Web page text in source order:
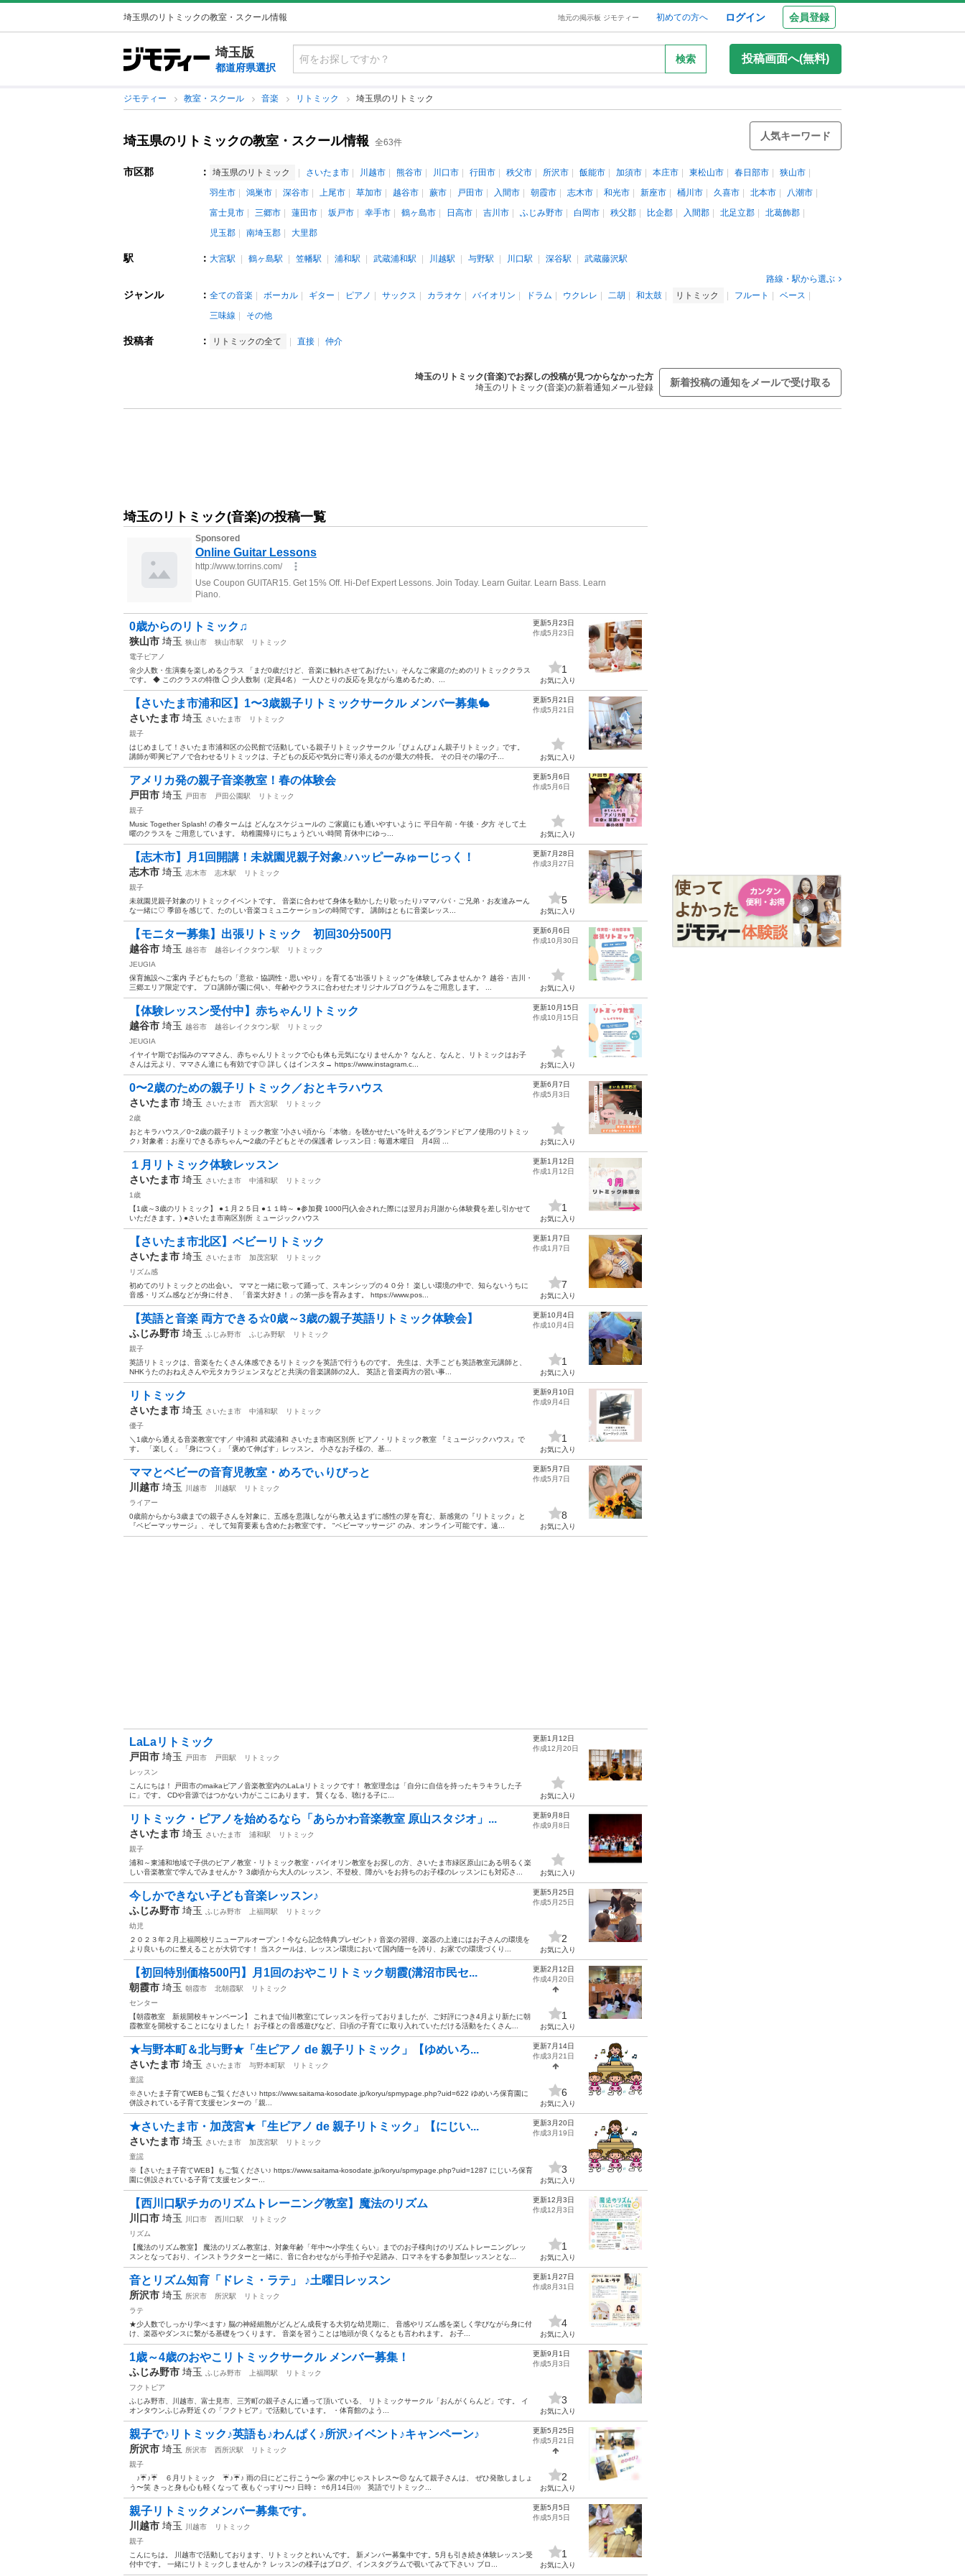
埼玉県のリトミックの教室・スクール情報 地元の掲示板 ジモティー 初めての方へ ログイン 会員登録
埼玉版
都道府県選択
検索 投稿画面へ(無料)
ジモティー 教室・スクール 音楽 リトミック 埼玉県のリトミック
埼玉県のリトミックの教室・スクール情報 全63件
人気キーワード
市区郡 ： 埼玉県のリトミック さいたま市 川越市 熊谷市 川口市 行田市 秩父市 所沢市 飯能市 加須市 本庄市 東松山市 春日部市
狭山市
羽生市
鴻巣市 深谷市 上尾市 草加市 越谷市 蕨市 戸田市 入間市 朝霞市 志木市 和光市 新座市 桶川市 久喜市 北本市
八潮市
富士見市
三郷市 蓮田市 坂戸市 幸手市 鶴ヶ島市 日高市 吉川市 ふじみ野市 白岡市 秩父郡 比企郡 入間郡 北足立郡
北葛飾郡
児玉郡
南埼玉郡 大里郡
駅 ： 大宮駅 鶴ヶ島駅 笠幡駅 浦和駅 武蔵浦和駅 川越駅 与野駅 川口駅 深谷駅
武蔵藤沢駅
路線・駅から選ぶ
ジャンル ： 全ての音楽 ボーカル ギター ピアノ サックス カラオケ バイオリン ドラム ウクレレ 二胡 和太鼓 リトミック フルート
ベース
三味線
その他
投稿者 ： リトミックの全て 直接 仲介
埼玉のリトミック(音楽)でお探しの投稿が見つからなかった方
埼玉のリトミック(音楽)の新着通知メール登録
新着投稿の通知をメールで受け取る
埼玉のリトミック(音楽)の投稿一覧
0歳からのリトミック♫
狭山市 埼玉 狭山市 狭山市駅
リトミック
電子ピアノ
🌼少人数・生演奏を楽しめるクラス 「まだ0歳だけど、音楽に触れさせてあげたい」そんなご家庭のためのリトミッククラス
です。 ◆ このクラスの特徴 ◯ 少人数制（定員4名） 一人ひとりの反応を見ながら進めるため、...
更新5月23日
作成5月23日
1
お気に入り
【さいたま市浦和区】1〜3歳親子リトミックサークル メンバー募集🐇
さいたま市 埼玉 さいたま市
リトミック
親子
はじめまして！さいたま市浦和区の公民館で活動している親子リトミックサークル「ぴょんぴょん親子リトミック」です。
講師が即興ピアノで合わせるリトミックは、子どもの反応や気分に寄り添えるのが最大の特長。 その日その場の子...
更新5月21日
作成5月21日
お気に入り
アメリカ発の親子音楽教室！春の体験会
戸田市 埼玉 戸田市 戸田公園駅
リトミック
親子
Music Together Splash! の春タームは どんなスケジュールの ご家庭にも通いやすいように 平日午前・午後・夕方 そして土
曜のクラスを ご用意しています。 幼稚園帰りにちょうどいい時間 育休中にゆっ...
更新5月6日
作成5月6日
お気に入り
【志木市】月1回開講！未就園児親子対象♪ハッピーみゅーじっく！
志木市 埼玉 志木市 志木駅
リトミック
親子
未就園児親子対象のリトミックイベントです。 音楽に合わせて身体を動かしたり歌ったり♪ママパパ・ご兄弟・お友達みーん
な一緒に♡ 季節を感じて、たのしい音楽コミュニケーションの時間です。 講師はともに音楽レッス...
更新7月28日
作成3月27日
5
お気に入り
【モニター募集】出張リトミック 初回30分500円
越谷市 埼玉 越谷市 越谷レイクタウン駅
リトミック
JEUGIA
保育施設へご案内 子どもたちの「意欲・協調性・思いやり」を育てる“出張リトミック”を体験してみませんか？ 越谷・吉川・
三郷エリア限定です。 プロ講師が園に伺い、年齢やクラスに合わせたオリジナルプログラムをご用意します。 ...
更新6月6日
作成10月30日
お気に入り
【体験レッスン受付中】赤ちゃんリトミック
越谷市 埼玉 越谷市 越谷レイクタウン駅
リトミック
JEUGIA
イヤイヤ期でお悩みのママさん、赤ちゃんリトミックで心も体も元気になりませんか？ なんと、なんと、リトミックはお子
さんは元より、ママさん達にも有効です◎ 詳しくはインスタ→ https://www.instagram.c...
更新10月15日
作成10月15日
お気に入り
0〜2歳のための親子リトミック／おとキラハウス
さいたま市 埼玉 さいたま市 西大宮駅
リトミック
2歳
おとキラハウス／0~2歳の親子リトミック教室 ”小さい頃から「本物」を聴かせたい”を叶えるグランドピアノ使用のリトミッ
ク♪ 対象者：お座りできる赤ちゃん〜2歳の子どもとその保護者 レッスン日：毎週木曜日 月4回 ...
更新6月7日
作成5月3日
お気に入り
１月リトミック体験レッスン
さいたま市 埼玉 さいたま市 中浦和駅
リトミック
1歳
【1歳～3歳のリトミック】 ●１月２５日 ●１１時～ ●参加費 1000円(入会された際には翌月お月謝から体験費を差し引かせて
いただきます。) ●さいたま市南区別所 ミュージックハウス
更新1月12日
作成1月12日
1
お気に入り
【さいたま市北区】ベビーリトミック
さいたま市 埼玉 さいたま市 加茂宮駅
リトミック
リズム感
初めてのリトミックとの出会い。 ママと一緒に歌って踊って、スキンシップの４０分！ 楽しい環境の中で、知らないうちに
音感・リズム感などが身に付き、 「音楽大好き！」の第一歩を育みます。 https://www.pos...
更新1月7日
作成1月7日
7
お気に入り
【英語と音楽 両方できる☆0歳～3歳の親子英語リトミック体験会】
ふじみ野市 埼玉 ふじみ野市 ふじみ野駅
リトミック
親子
英語リトミックは、音楽をたくさん体感できるリトミックを英語で行うものです。 先生は、大手こども英語教室元講師と、
NHKうたのおねえさんや元タカラジェンヌなどと共演の音楽講師の2人。 英語と音楽両方の習い事...
更新10月4日
作成10月4日
1
お気に入り
リトミック
さいたま市 埼玉 さいたま市 中浦和駅
リトミック
優子
＼1歳から通える音楽教室です／ 中浦和 武蔵浦和 さいたま市南区別所 ピアノ・リトミック教室 『ミュージックハウス』で
す。 「楽しく」「身につく」「褒めて伸ばす」レッスン。 小さなお子様の、基...
更新9月10日
作成9月4日
1
お気に入り
ママとベビーの音育児教室・めろでぃりびっと
川越市 埼玉 川越市 川越駅
リトミック
ライアー
0歳前からから3歳までの親子さんを対象に、五感を意識しながら教え込まずに感性の芽を育む、新感覚の『リトミック』と
『ベビーマッサージ』、そして知育要素も含めたお教室です。 "ベビーマッサージ" のみ、オンライン可能です。遠...
更新5月7日
作成5月7日
8
お気に入り
LaLaリトミック
戸田市 埼玉 戸田市 戸田駅
リトミック
レッスン
こんにちは！ 戸田市のmaikaピアノ音楽教室内のLaLaリトミックです！ 教室理念は「自分に自信を持ったキラキラした子
に」です。 CDや音源ではつかない力がここにあります。 賢くなる、聴ける子に...
更新1月12日
作成12月20日
お気に入り
リトミック・ピアノを始めるなら「あらかわ音楽教室 原山スタジオ」...
さいたま市 埼玉 さいたま市 浦和駅
リトミック
親子
浦和～東浦和地域で子供のピアノ教室・リトミック教室・バイオリン教室をお探しの方、さいたま市緑区原山にある明るく楽
しい音楽教室で学んでみませんか？ 3歳頃から大人のレッスン、不登校、障がいをお持ちのお子様のレッスンにも対応さ...
更新9月8日
作成9月8日
お気に入り
今しかできない子ども音楽レッスン♪
ふじみ野市 埼玉 ふじみ野市 上福岡駅
リトミック
幼児
２０２３年２月上福岡校リニューアルオープン！今なら記念特典プレゼント♪ 音楽の習得、楽器の上達にはお子さんの環境を
より良いものに整えることが大切です！ 当スクールは、レッスン環境において国内随一を誇り、お家での環境づくり...
更新5月25日
作成5月25日
2
お気に入り
【初回特別価格500円】月1回のおやこリトミック朝霞(溝沼市民セ...
朝霞市 埼玉 朝霞市 北朝霞駅
リトミック
センター
【朝霞教室 新規開校キャンペーン】 これまで仙川教室にてレッスンを行っておりましたが、ご好評につき4月より新たに朝
霞教室を開校することになりました！ お子様との音感遊びなど、日頃の子育てに取り入れていただける活動をたくさん...
更新2月12日
作成4月20日
1
お気に入り
★与野本町＆北与野★「生ピアノ de 親子リトミック」【ゆめいろ...
さいたま市 埼玉 さいたま市 与野本町駅
リトミック
童謡
※さいたま子育てWEBもご覧ください♪ https://www.saitama-kosodate.jp/koryu/spmypage.php?uid=622 ゆめいろ保育園に
併設されている子育て支援センターの「親...
更新7月14日
作成3月21日
6
お気に入り
★さいたま市・加茂宮★「生ピアノ de 親子リトミック」【にじい...
さいたま市 埼玉 さいたま市 加茂宮駅
リトミック
童謡
※【さいたま子育てWEB】もご覧ください♪ https://www.saitama-kosodate.jp/koryu/spmypage.php?uid=1287 にじいろ保育
園に併設されている子育て支援センター...
更新3月20日
作成3月19日
3
お気に入り
【西川口駅チカのリズムトレーニング教室】魔法のリズム
川口市 埼玉 川口市 西川口駅
リトミック
リズム
【魔法のリズム教室】 魔法のリズム教室は、対象年齢「年中〜小学生くらい」までのお子様向けのリズムトレーニングレッ
スンとなっており、インストラクターと一緒に、音に合わせながら手拍子や足踏み、口マネをする参加型レッスンとな...
更新12月3日
作成12月3日
1
お気に入り
音とリズム知育「ドレミ・ラテ」 ♪土曜日レッスン
所沢市 埼玉 所沢市 所沢駅
リトミック
ラテ
★少人数でしっかり学べます♪ 脳の神経細胞がどんどん成長する大切な幼児期に、 音感やリズム感を楽しく学びながら身に付
け、楽器やダンスに繫がる基礎をつくります。 音楽を習うことは地頭が良くなるとも言われます。 お子...
更新1月27日
作成8月31日
4
お気に入り
1歳～4歳のおやこリトミックサークル メンバー募集！
ふじみ野市 埼玉 ふじみ野市 上福岡駅
リトミック
フクトピア
ふじみ野市、川越市、富士見市、三芳町の親子さんに通って頂いている、 リトミックサークル「おんがくらんど」です。 イ
オンタウンふじみ野近くの「フクトピア」で活動しています。 ・体育館のよう...
更新9月1日
作成5月3日
3
お気に入り
親子で♪リトミック♪英語も♪わんぱく♪所沢♪イベント♪キャンペーン♪
所沢市 埼玉 所沢市 西所沢駅
リトミック
親子
♪☔♪☔ ６月リトミック ☔♪☔♪ 雨の日にどこ行こう〜💦 家の中じゃストレス〜😣 なんて親子さんは、 ぜひ発散しましょ
う〜笑 きっと身も心も軽くなって 夜もぐっすり〜♪ 日時︰ ⭐6月14日㈪ 英語でリトミック...
更新5月25日
作成5月21日
2
お気に入り
親子リトミックメンバー募集です。
川越市 埼玉 川越市
リトミック
親子
こんにちは。 川越市で活動しております、リトミックとれいんです。 新メンバー募集中です。5月も引き続き体験レッスン受
付中です。 一緒にリトミックしませんか？ レッスンの様子はブログ、インスタグラムで覗いてみて下さい♪ ブロ...
更新5月5日
作成5月5日
1
お気に入り